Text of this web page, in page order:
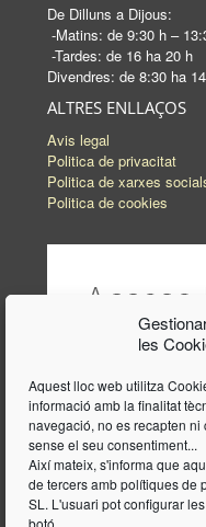
les
Aquest lloc web utilitza
informació amb la finalitat
navegació, no es recapten
sense el seu consentiment...
Així mateix, s'informa que
de tercers amb polítiques de
SL. L'usuari pot configurar
botó
De Dilluns a Dijous:
-Matins: de 9:30 h –
-Tardes: de 16 ha 20 h
Divendres: de 8:30 ha
ALTRES ENLLAÇOS
Avis legal
Politica de privacitat
Politica de xarxes
Politica de cookies